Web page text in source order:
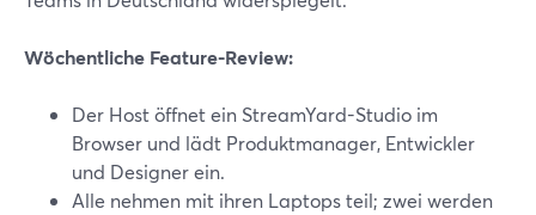
Wöchentliche Feature-Review:
Der Host öffnet ein StreamYard-Studio im
Browser und lädt Produktmanager, Entwickler
und Designer ein.
Alle nehmen mit ihren Laptops teil; zwei werden